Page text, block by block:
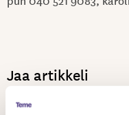
Jaa artikkeli